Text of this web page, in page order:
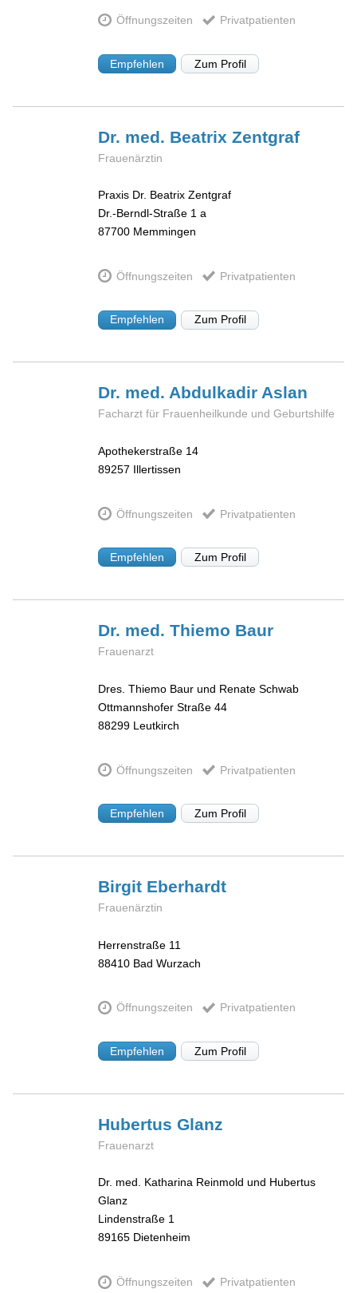
Öffnungszeiten Privatpatienten
Empfehlen Zum Profil
Dr. med. BeatrixZentgraf
Frauenärztin
Praxis Dr. Beatrix Zentgraf
Dr.-Berndl-Straße 1 a
87700 Memmingen
Öffnungszeiten Privatpatienten
Empfehlen Zum Profil
Dr. med. Abdulkadir Aslan
Facharzt für Frauenheilkunde und Geburtshilfe
Apothekerstraße 14
89257 Illertissen
Öffnungszeiten Privatpatienten
Empfehlen Zum Profil
Dr. med. Thiemo Baur
Frauenarzt
Dres. Thiemo Baur und Renate Schwab
Ottmannshofer Straße 44
88299 Leutkirch
Öffnungszeiten Privatpatienten
Empfehlen Zum Profil
Birgit Eberhardt
Frauenärztin
Herrenstraße 11
88410 Bad Wurzach
Öffnungszeiten Privatpatienten
Empfehlen Zum Profil
HubertusGlanz
Frauenarzt
Dr. med. Katharina Reinmold und Hubertus
Glanz
Lindenstraße 1
89165 Dietenheim
Öffnungszeiten Privatpatienten